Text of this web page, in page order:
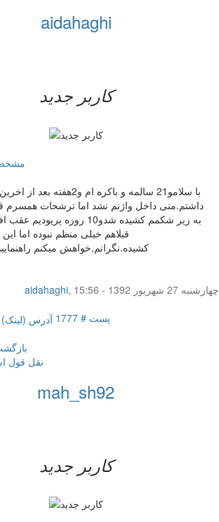
aidahaghi
کاربر جدید
با سلامو21 سالمه و باکره ام
داشتم.منی داخل واژنم نشد اما ترشحات همسرم
به زیر شکمم کشیده شدو10 روزه
قبلاهم خیلی منظم نبوده اما
کشیده.نگرانم,خواهش میکنم
aidahaghi,
چهار‌شنبه 27 شهریور 1392 - 15:56
پست # 1777
نقل قول
mah_sh92
کاربر جدید